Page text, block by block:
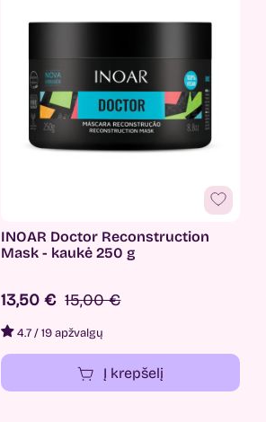
INOAR Doctor Reconstruction
Mask - kaukė 250 g
13,50 € 15,00 €
4.7/19 apžvalgų
Į krepšelį